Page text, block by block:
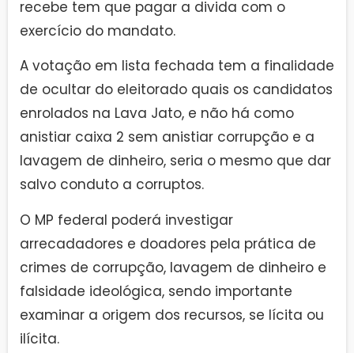
recebe tem que pagar a divida com o
exercício do mandato.
A votação em lista fechada tem a finalidade
de ocultar do eleitorado quais os candidatos
enrolados na Lava Jato, e não há como
anistiar caixa 2 sem anistiar corrupção e a
lavagem de dinheiro, seria o mesmo que dar
salvo conduto a corruptos.
O MP federal poderá investigar
arrecadadores e doadores pela prática de
crimes de corrupção, lavagem de dinheiro e
falsidade ideológica, sendo importante
examinar a origem dos recursos, se lícita ou
ilícita.